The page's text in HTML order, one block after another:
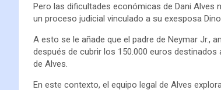
Pero las dificultades económicas de Dani Alves
un proceso judicial vinculado a su exesposa
A esto se le añade que el padre de Neymar Jr.,
después de cubrir los 150.000 euros
de Alves.
En este contexto, el equipo legal de Alves